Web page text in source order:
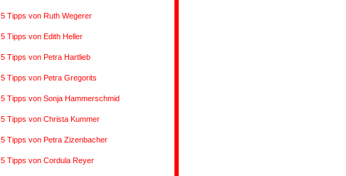
5 Tipps von Ruth Wegerer
5 Tipps von Edith Heller
5 Tipps von Petra Hartlieb
5 Tipps von Petra Gregorits
5 Tipps von Sonja Hammerschmid
5 Tipps von Christa Kummer
5 Tipps von Petra Zizenbacher
5 Tipps von Cordula Reyer